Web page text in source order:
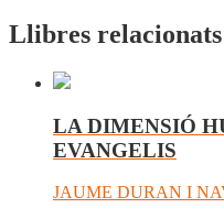
Llibres relacionats
LA DIMENSIÓ
EVANGELIS
JAUME DURAN I